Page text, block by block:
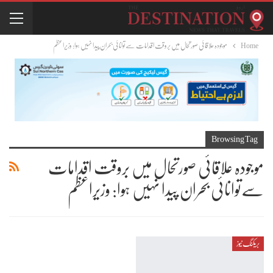
Home موجودہ علاقائی صورتحال میں بروقت اقدامات سےتوانائی بحران پیدا نہیں ہوا: وزیراعظم
Browsing Tag
موجودہ علاقائی صورتحال میں بروقت اقدامات
سےتوانائی بحران پیدا نہیں ہوا: وزیراعظم
بریکنگ نیوز